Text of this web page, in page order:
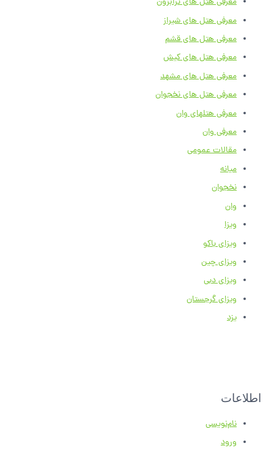
معرفی هتل های شیراز
معرفی هتل های قشم
معرفی هتل های کیش
معرفی هتل های مشهد
معرفی هتل های نخجوان
معرفی هتلهای وان
معرفی وان
مقالات عمومی
میانه
نخجوان
وان
ویزا
ویزای باکو
ویزای چین
ویزای دبی
ویزای گرجستان
یزد
اطلاعات
نام‌نویسی
ورود